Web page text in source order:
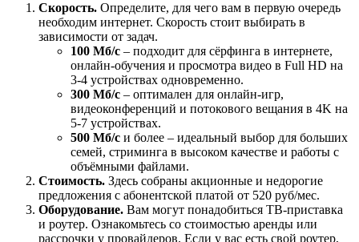
Скорость. Определите, для чего вам в первую очередь
необходим интернет. Скорость стоит выбирать в
зависимости от задач.
100 Мб/с – подходит для сёрфинга в интернете,
онлайн-обучения и просмотра видео в Full HD на
3-4 устройствах одновременно.
300 Мб/с – оптимален для онлайн-игр,
видеоконференций и потокового вещания в 4K на
5-7 устройствах.
500 Мб/с и более – идеальный выбор для больших
семей, стриминга в высоком качестве и работы с
объёмными файлами.
Стоимость. Здесь собраны акционные и недорогие
предложения с абонентской платой от 520 руб/мес.
Оборудование. Вам могут понадобиться ТВ-приставка
и роутер. Ознакомьтесь со стоимостью аренды или
рассрочки у провайдеров. Если у вас есть свой роутер,